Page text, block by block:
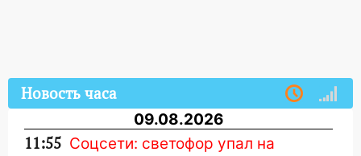
Новость часа
09.08.2026
11:55 Соцсети: светофор упал на